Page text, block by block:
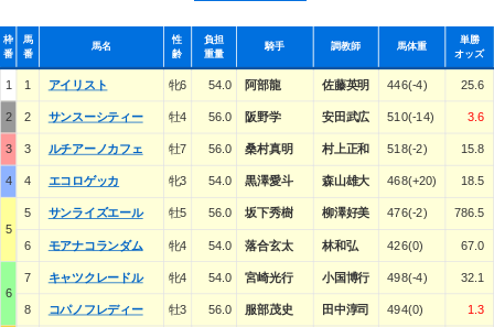
枠
番
馬
番
馬名
性
齢
負担
重量
騎手 調教師 馬体重
単勝
オッズ
1 1 アイリスト 牝6 54.0 阿部龍 佐藤英明 446(-4) 25.6
2 2 サンスーシティー 牡4 56.0 阪野学 安田武広 510(-14) 3.6
3 3 ルチアーノカフェ 牡7 56.0 桑村真明 村上正和 518(-2) 15.8
4 4 エコロゲッカ 牝3 54.0 黒澤愛斗 森山雄大 468(+20) 18.5
5
5 サンライズエール 牡5 56.0 坂下秀樹 柳澤好美 476(-2) 786.5
6 モアナコランダム 牝4 54.0 落合玄太 林和弘 426(0) 67.0
6
7 キャツクレードル 牝4 54.0 宮崎光行 小国博行 498(-4) 32.1
8 コパノフレディー 牡3 56.0 服部茂史 田中淳司 494(0) 1.3